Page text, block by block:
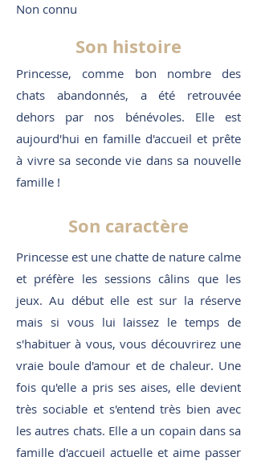
Non connu
Son histoire
Princesse, comme bon nombre des
chats abandonnés, a été retrouvée
dehors par nos bénévoles. Elle est
aujourd'hui en famille d'accueil et prête
à vivre sa seconde vie dans sa nouvelle
famille !
Son caractère
Princesse est une chatte de nature calme
et préfère les sessions câlins que les
jeux. Au début elle est sur la réserve
mais si vous lui laissez le temps de
s'habituer à vous, vous découvrirez une
vraie boule d'amour et de chaleur. Une
fois qu'elle a pris ses aises, elle devient
très sociable et s'entend très bien avec
les autres chats. Elle a un copain dans sa
famille d'accueil actuelle et aime passer